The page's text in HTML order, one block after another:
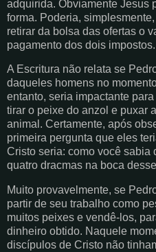
adquirida. Obviamente Jesus
forma. Poderia,
retirar da bolsa das ofertas o
pagamento dos dois impostos.
A Escritura não relata se
daqueles homens no
entanto, seria impactante
tirar o peixe do anzol e puxar
animal. Certamente, após
primeira pergunta que eles
Cristo seria: como você sabia
quatro dracmas na boca
Muito provavelmente, se
partir de seu trabalho como
muitos peixes e vendê-los,
dinheiro obtido. Naquele
discípulos de Cristo não